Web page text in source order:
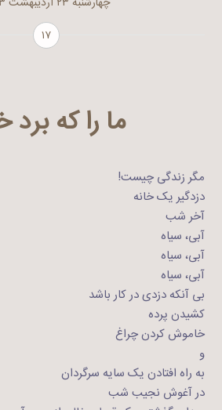
۱۷
ما را که برد
مگر زندگی چیست!
دزدگیر یک خانه
آخر شب
آبی، سیاه
آبی، سیاه
آبی، سیاه
بی آنکه دزدی در کار باشد
کشیدن پرده
خاموش کردن چراغ
و
به راه افتادن یک سایه سرگردان
در آغوش نجیب شب